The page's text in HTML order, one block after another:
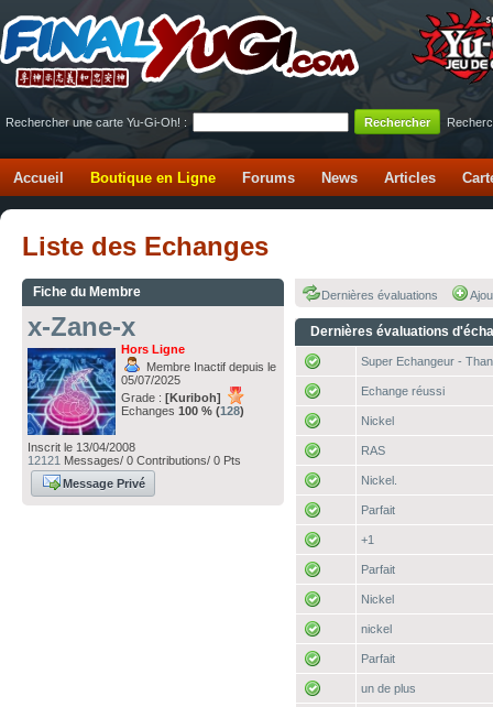
Rechercher une carte Yu-Gi-Oh! :
Accueil Boutique en Ligne Forums News Articles
Liste des Echanges
Fiche du Membre
x-Zane-x
Hors Ligne
Membre Inactif depuis le
05/07/2025
Grade : [Kuriboh]
Echanges 100 % (128)
Inscrit le 13/04/2008
12121 Messages/ 0 Contributions/ 0 Pts
Message Privé
Dernières évaluations
Dernières évaluations
Super Echangeur -
Echange réussi
Nickel
RAS
Nickel.
Parfait
+1
Parfait
Nickel
nickel
Parfait
un de plus